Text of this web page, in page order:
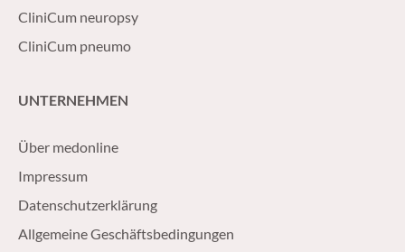
CliniCum neuropsy
CliniCum pneumo
UNTERNEHMEN
Über medonline
Impressum
Datenschutzerklärung
Allgemeine Geschäftsbedingungen